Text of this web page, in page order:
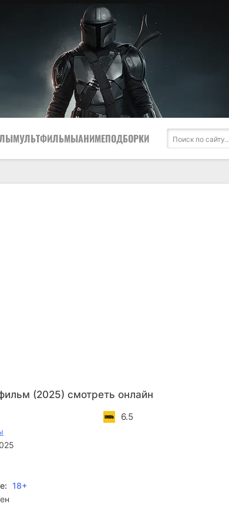
МУЛЬТФИЛЬМЫАНИМЕПОДБОРКИ
(2025) смотреть онлайн
6.5
18+